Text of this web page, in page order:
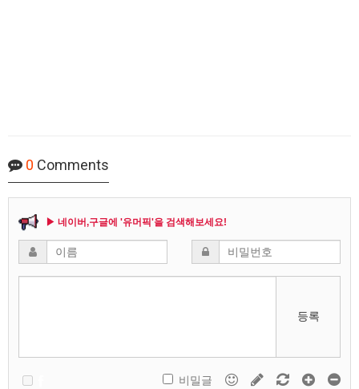
0 Comments
▶ 네이버,구글에 '유머픽'을 검색해보세요!
등록
비밀글